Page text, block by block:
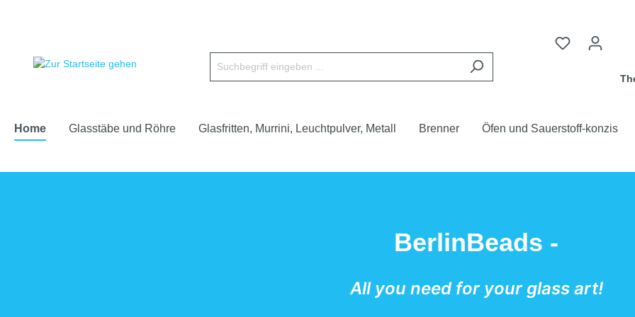
Home Glasstäbe und Röhre Glasfritten, Murrini, Leuchtpulver, Metall Brenner Öfen und Sauerstoff-konzis
BerlinBeads -
All you need for your glass art!